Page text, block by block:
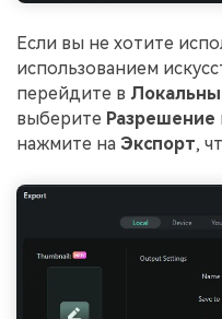
Если вы не хотите
использованием
перейдите в
выберите Разрешение
нажмите на Экспорт,